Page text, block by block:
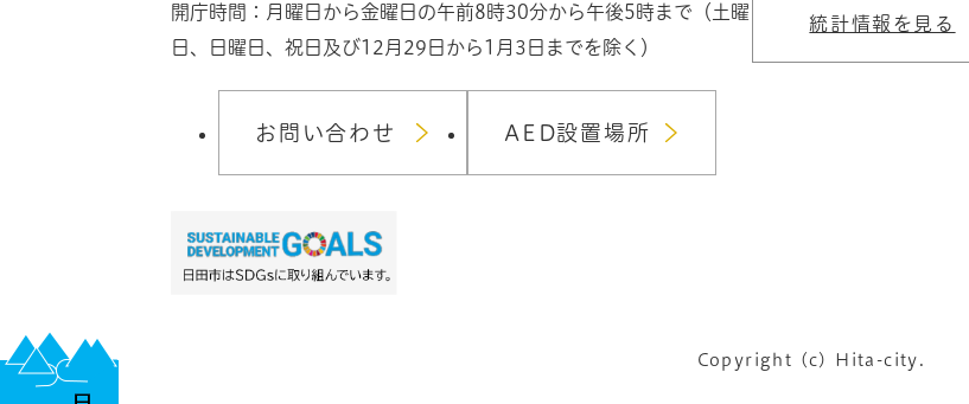
開庁時間：月曜日から金曜日の午前8時30分から午後5時まで（土曜
日、日曜日、祝日及び12月29日から1月3日までを除く）
お問い合わせ AED設置場所
統計情報を見る
Copyright (c) Hita-city.